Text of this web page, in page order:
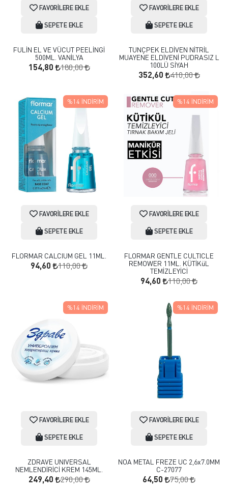
FAVORILERE EKLE
SEPETE EKLE
FULİN EL VE VÜCUT PEELİNGİ
500ML. VANİLYA
154,80 180,00
FAVORILERE EKLE
SEPETE EKLE
TUNÇPEK ELDİVEN NİTRİL
MUAYENE ELDİVENİ PUDRASIZ L
100LÜ SİYAH
352,60 410,00
FAVORILERE EKLE
SEPETE EKLE
FLORMAR CALCIUM GEL 11ML.
94,60 110,00
%14 İNDIRIM
FAVORILERE EKLE
SEPETE EKLE
FLORMAR GENTLE CULTICLE
REMOWER 11ML. KÜTİKüL
TEMİZLEYİCİ
94,60 110,00
%14 İNDIRIM
FAVORILERE EKLE
SEPETE EKLE
ZDRAVE UNIVERSAL
NEMLENDİRİCİ KREM 145ML.
249,40 290,00
%14 İNDIRIM
FAVORILERE EKLE
SEPETE EKLE
NOA METAL FREZE UC 2,6x7.0MM
C-27077
64,50 75,00
%14 İNDIRIM